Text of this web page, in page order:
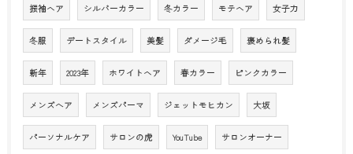
振袖ヘア シルバーカラー 冬カラー モテヘア 女子力
冬服 デートスタイル 美髪 ダメージ毛 褒められ髪
新年 2023年 ホワイトヘア 春カラー ピンクカラー
メンズへア メンズパーマ ジェットモヒカン 大坂
パーソナルケア サロンの虎 YouTube サロンオーナー